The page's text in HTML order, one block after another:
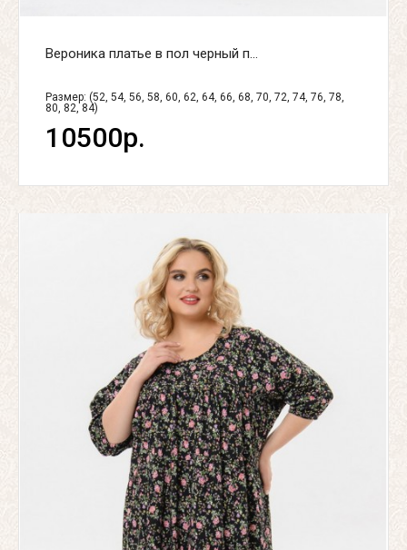
Вероника платье в пол черный п...
Размер: (52, 54, 56, 58, 60, 62, 64, 66, 68, 70, 72, 74, 76, 78,
80, 82, 84)
10500р.